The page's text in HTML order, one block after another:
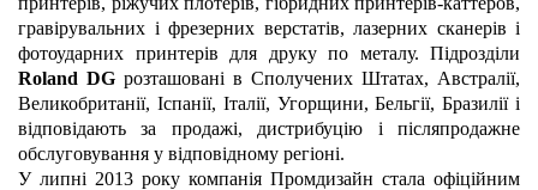
гравірувальних і фрезерних верстатів, лазерних сканерів і
фотоударних принтерів для друку по металу. Підрозділи
Roland DG розташовані в Сполучених Штатах, Австралії,
Великобританії, Іспанії, Італії, Угорщини, Бельгії, Бразилії і
відповідають за продажі, дистрибуцію і післяпродажне
обслуговування у відповідному регіоні.
У липні 2013 року компанія Промдизайн стала офіційним